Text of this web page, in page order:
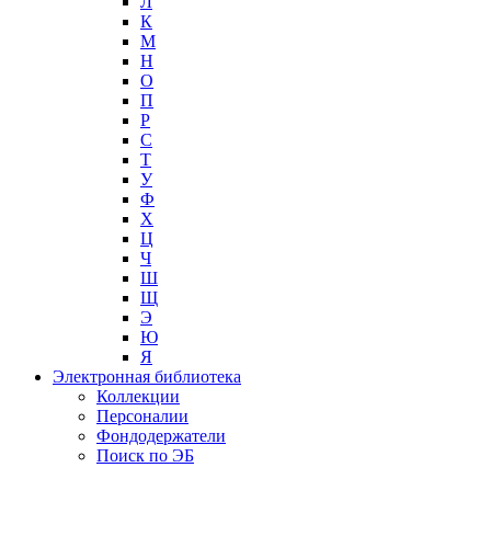
К
М
Н
О
П
Р
С
Т
У
Ф
Х
Ц
Ч
Ш
Щ
Э
Ю
Я
Электронная библиотека
Коллекции
Персоналии
Фондодержатели
Поиск по ЭБ